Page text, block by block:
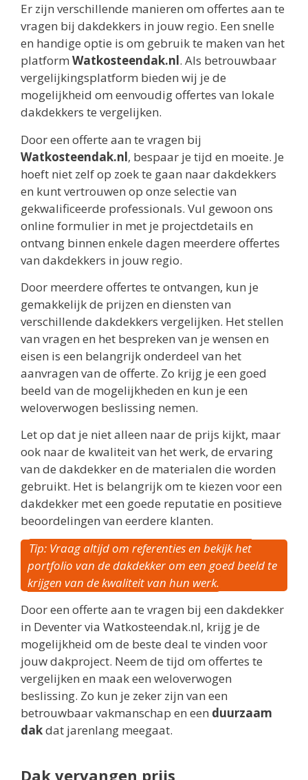
Er zijn verschillende manieren om offertes aan te
vragen bij dakdekkers in jouw regio. Een snelle
en handige optie is om gebruik te maken van het
platform Watkosteendak.nl. Als betrouwbaar
vergelijkingsplatform bieden wij je de
mogelijkheid om eenvoudig offertes van lokale
dakdekkers te vergelijken.
Door een offerte aan te vragen bij
Watkosteendak.nl, bespaar je tijd en moeite. Je
hoeft niet zelf op zoek te gaan naar dakdekkers
en kunt vertrouwen op onze selectie van
gekwalificeerde professionals. Vul gewoon ons
online formulier in met je projectdetails en
ontvang binnen enkele dagen meerdere offertes
van dakdekkers in jouw regio.
Door meerdere offertes te ontvangen, kun je
gemakkelijk de prijzen en diensten van
verschillende dakdekkers vergelijken. Het stellen
van vragen en het bespreken van je wensen en
eisen is een belangrijk onderdeel van het
aanvragen van de offerte. Zo krijg je een goed
beeld van de mogelijkheden en kun je een
weloverwogen beslissing nemen.
Let op dat je niet alleen naar de prijs kijkt, maar
ook naar de kwaliteit van het werk, de ervaring
van de dakdekker en de materialen die worden
gebruikt. Het is belangrijk om te kiezen voor een
dakdekker met een goede reputatie en positieve
beoordelingen van eerdere klanten.
Tip: Vraag altijd om referenties en bekijk het
portfolio van de dakdekker om een goed beeld te
krijgen van de kwaliteit van hun werk.
Door een offerte aan te vragen bij een dakdekker
in Deventer via Watkosteendak.nl, krijg je de
mogelijkheid om de beste deal te vinden voor
jouw dakproject. Neem de tijd om offertes te
vergelijken en maak een weloverwogen
beslissing. Zo kun je zeker zijn van een
betrouwbaar vakmanschap en een duurzaam
dakdat jarenlang meegaat.
Dak vervangen prijs